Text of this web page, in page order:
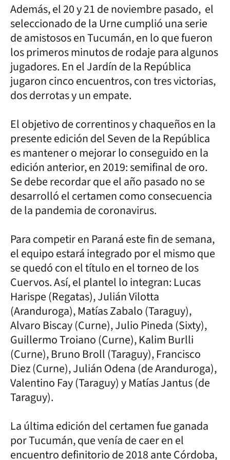
Además, el 20 y 21 de noviembre pasado, el
seleccionado de la Urne cumplió una serie
de amistosos en Tucumán, en lo que fueron
los primeros minutos de rodaje para algunos
jugadores. En el Jardín de la República
jugaron cinco encuentros, con tres victorias,
dos derrotas y un empate.
El objetivo de correntinos y chaqueños en la
presente edición del Seven de la República
es mantener o mejorar lo conseguido en la
edición anterior, en 2019: semifinal de oro.
Se debe recordar que el año pasado no se
desarrolló el certamen como consecuencia
de la pandemia de coronavirus.
Para competir en Paraná este fin de semana,
el equipo estará integrado por el mismo que
se quedó con el título en el torneo de los
Cuervos. Así, el plantel lo integran: Lucas
Harispe (Regatas), Julián Vilotta
(Aranduroga), Matías Zabalo (Taraguy),
Alvaro Biscay (Curne), Julio Pineda (Sixty),
Guillermo Troiano (Curne), Kalim Burlli
(Curne), Bruno Broll (Taraguy), Francisco
Diez (Curne), Julián Odena (de Aranduroga),
Valentino Fay (Taraguy) y Matías Jantus (de
Taraguy).
La última edición del certamen fue ganada
por Tucumán, que venía de caer en el
encuentro definitorio de 2018 ante Córdoba,